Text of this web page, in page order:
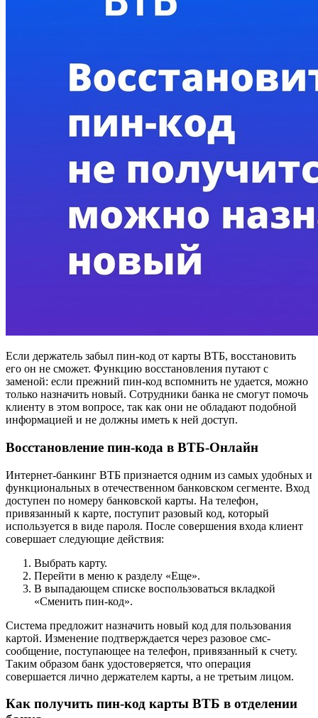
Если держатель забыл пин-код от карты ВТБ, восстановить
его он не сможет. Функцию восстановления путают с
заменой: если прежний пин-код вспомнить не удается, можно
только назначить новый. Сотрудники банка не смогут помочь
клиенту в этом вопросе, так как они не обладают подобной
информацией и не должны иметь к ней доступ.
Восстановление пин-кода в ВТБ-Онлайн
Интернет-банкинг ВТБ признается одним из самых удобных и
функциональных в отечественном банковском сегменте. Вход
доступен по номеру банковской карты. На телефон,
привязанный к карте, поступит разовый код, который
используется в виде пароля. После совершения входа клиент
совершает следующие действия:
Выбрать карту.
Перейти в меню к разделу «Еще».
В выпадающем списке воспользоваться вкладкой
«Сменить пин-код».
Система предложит назначить новый код для пользования
картой. Изменение подтверждается через разовое смс-
сообщение, поступающее на телефон, привязанный к счету.
Таким образом банк удостоверяется, что операция
совершается лично держателем карты, а не третьим лицом.
Как получить пин-код карты ВТБ в отделении